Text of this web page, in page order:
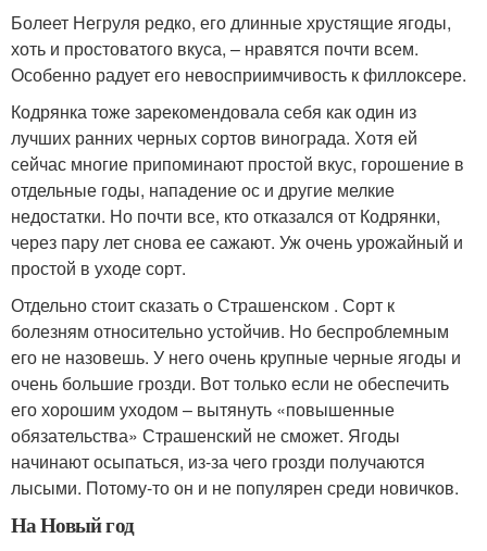
Болеет Негруля редко, его длинные хрустящие ягоды,
хоть и простоватого вкуса, – нравятся почти всем.
Особенно радует его невосприимчивость к филлоксере.
Кодрянка тоже зарекомендовала себя как один из
лучших ранних черных сортов винограда. Хотя ей
сейчас многие припоминают простой вкус, горошение в
отдельные годы, нападение ос и другие мелкие
недостатки. Но почти все, кто отказался от Кодрянки,
через пару лет снова ее сажают. Уж очень урожайный и
простой в уходе сорт.
Отдельно стоит сказать о Страшенском . Сорт к
болезням относительно устойчив. Но беспроблемным
его не назовешь. У него очень крупные черные ягоды и
очень большие грозди. Вот только если не обеспечить
его хорошим уходом – вытянуть «повышенные
обязательства» Страшенский не сможет. Ягоды
начинают осыпаться, из-за чего грозди получаются
лысыми. Потому-то он и не популярен среди новичков.
На Новый год